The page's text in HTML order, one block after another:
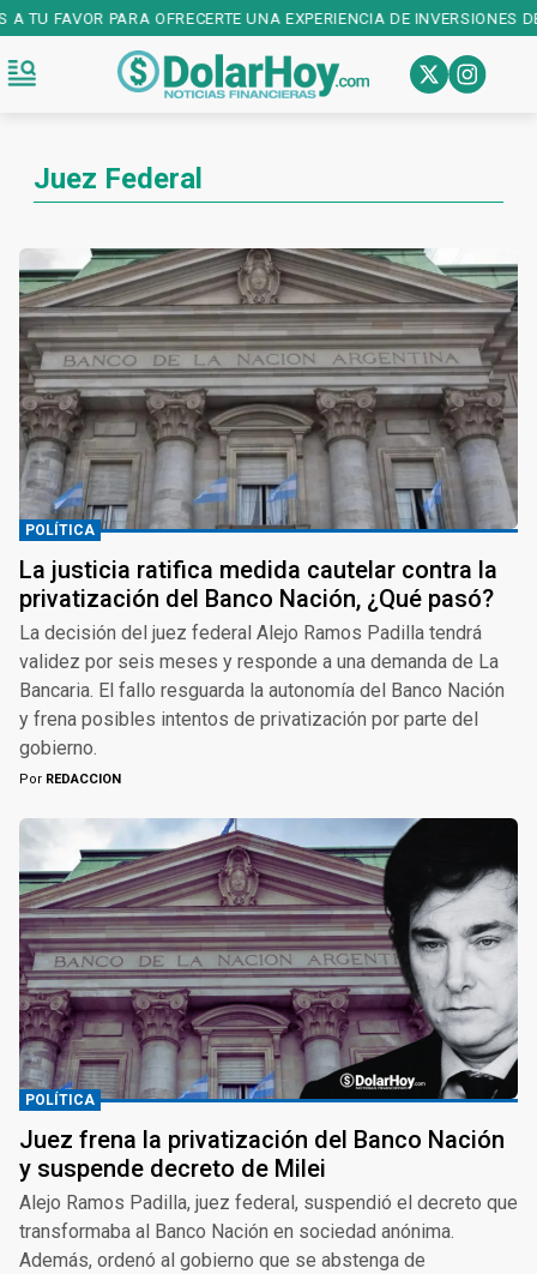
FAVOR PARA OFRECERTE UNA EXPERIENCIA DE INVERSIONES
Juez Federal
POLÍTICA
La justicia ratifica medida cautelar contra la
privatización del Banco Nación, ¿Qué pasó?
La decisión del juez federal Alejo Ramos Padilla tendrá
validez por seis meses y responde a una demanda de La
Bancaria. El fallo resguarda la autonomía del Banco Nación
y frena posibles intentos de privatización por parte del
gobierno.
Por REDACCION
POLÍTICA
Juez frena la privatización del Banco Nación
y suspende decreto de Milei
Alejo Ramos Padilla, juez federal, suspendió el decreto que
transformaba al Banco Nación en sociedad anónima.
Además, ordenó al gobierno que se abstenga de